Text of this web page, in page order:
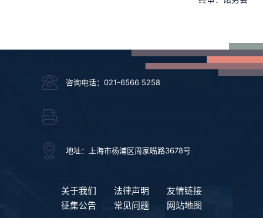
咨询电话：021-6566 5258
地址：上海市杨浦区周家嘴路3678号
关于我们 法律声明
友情链接
征集公告
常见问题 网站地图